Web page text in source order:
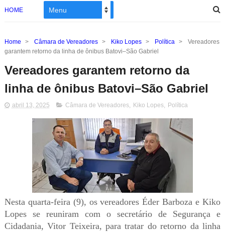
HOME
Home > Câmara de Vereadores > Kiko Lopes > Política >
Vereadores
garantem retorno da linha de ônibus Batovi–São Gabriel
Vereadores garantem retorno da
linha de ônibus Batovi–São Gabriel
abril 13, 2025 Câmara de Vereadores, Kiko Lopes, Política
Nesta quarta-feira (9), os vereadores Éder Barboza e Kiko
Lopes se reuniram com o secretário de Segurança e
Cidadania, Vitor Teixeira, para tratar do retorno da linha